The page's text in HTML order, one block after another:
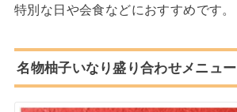
特別な日や会食などにおすすめです。
名物柚子いなり盛り合わせメニュー